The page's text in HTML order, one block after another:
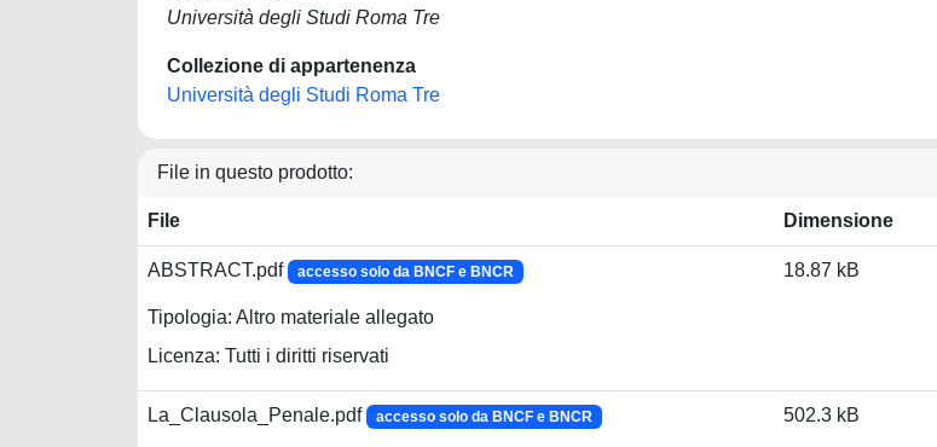
Università degli Studi Roma Tre
Collezione di appartenenza
Università degli Studi Roma Tre
File in questo prodotto:
File Dimensione
ABSTRACT.pdf accesso solo da BNCF e BNCR
Tipologia: Altro materiale allegato
Licenza: Tutti i diritti riservati
18.87 kB
La_Clausola_Penale.pdf accesso solo da BNCF e BNCR 502.3 kB